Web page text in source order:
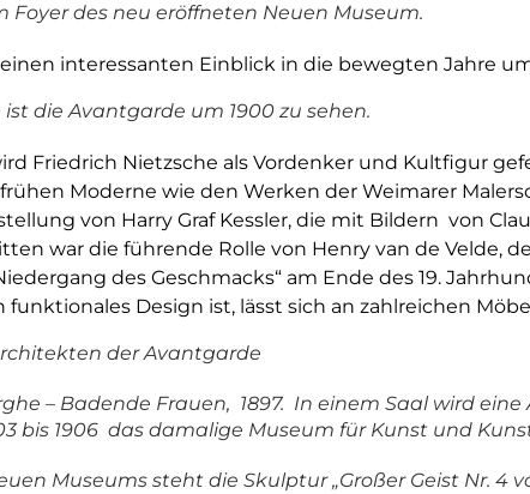
Foyer des neu eröffneten Neuen Museum.
interessanten Einblick in die bewegten Jahre
die Avantgarde um 1900 zu sehen.
Friedrich Nietzsche als Vordenker und Kultfigur
Moderne wie den Werken der Weimarer
von Harry Graf Kessler, die mit Bildern von
war die führende Rolle von Henry van de Velde,
des Geschmacks“ am Ende des 19.
Design ist, lässt sich an zahlreichen
der Avantgarde
– Badende Frauen, 1897. In einem Saal wird
bis 1906 das damalige Museum für Kunst und
Museums steht die Skulptur „Großer Geist Nr. 4